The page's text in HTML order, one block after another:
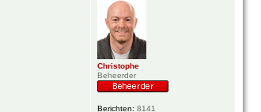
Christophe
Beheerder
Berichten: 8141